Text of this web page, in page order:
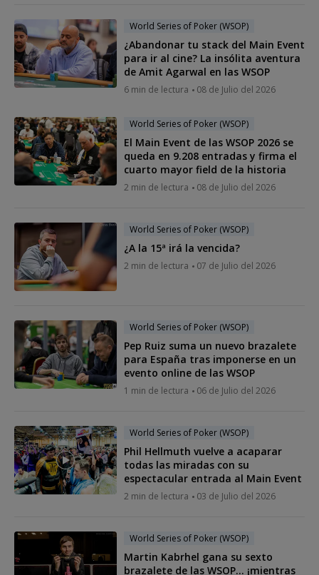
World Series of Poker (WSOP)
¿Abandonar tu stack del Main Event
para ir al cine? La insólita aventura
de Amit Agarwal en las WSOP
6 min de lectura 08 de Julio del 2026
World Series of Poker (WSOP)
El Main Event de las WSOP 2026 se
queda en 9.208 entradas y firma el
cuarto mayor field de la historia
2 min de lectura 08 de Julio del 2026
World Series of Poker (WSOP)
¿A la 15ª irá la vencida?
2 min de lectura 07 de Julio del 2026
World Series of Poker (WSOP)
Pep Ruiz suma un nuevo brazalete
para España tras imponerse en un
evento online de las WSOP
1 min de lectura 06 de Julio del 2026
World Series of Poker (WSOP)
Phil Hellmuth vuelve a acaparar
todas las miradas con su
espectacular entrada al Main Event
2 min de lectura 03 de Julio del 2026
World Series of Poker (WSOP)
Martin Kabrhel gana su sexto
brazalete de las WSOP... ¡mientras